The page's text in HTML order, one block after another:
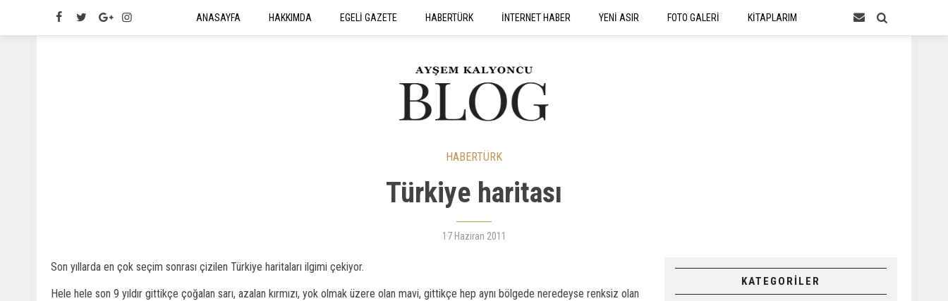
ANASAYFA HAKKIMDA EGELİ GAZETE HABERTÜRK İNTERNET HABER YENİ ASIR FOTO GALERİ
KİTAPLARIM
SEYAHATNAME
HABERTÜRK
Türkiye haritası
17 Haziran 2011
Son yıllarda en çok seçim sonrası çizilen Türkiye haritaları ilgimi çekiyor.
Hele hele son 9 yıldır gittikçe çoğalan sarı, azalan kırmızı, yok olmak üzere olan mavi, gittikçe hep aynı bölgede neredeyse renksiz olan
KATEGORİLER